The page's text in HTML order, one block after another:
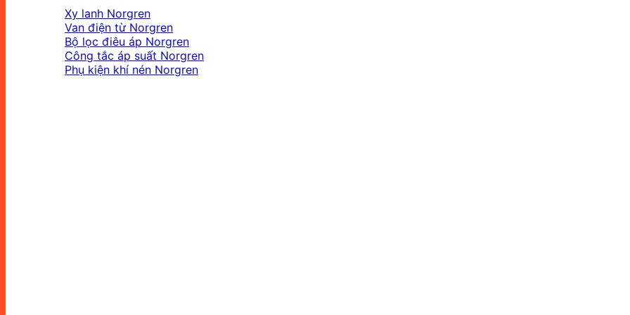
Xy lanh Norgren
Van điện từ Norgren
Bộ lọc điêu áp Norgren
Công tắc áp suất Norgren
Phụ kiện khí nén Norgren